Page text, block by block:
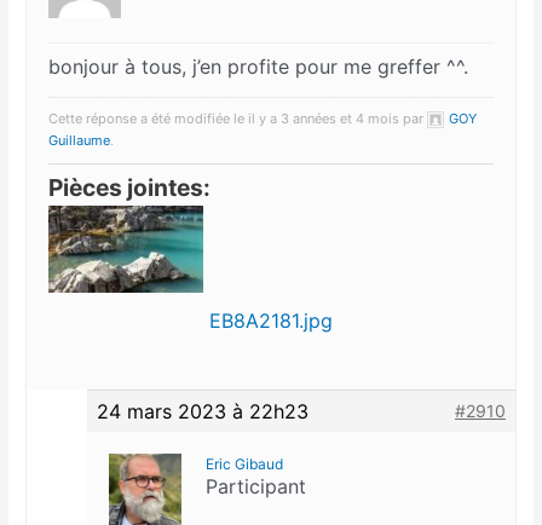
bonjour à tous, j’en profite pour me greffer ^^.
Cette réponse a été modifiée le il y a 3 années et 4 mois par
GOY
Guillaume.
Pièces jointes:
EB8A2181.jpg
24 mars 2023 à 22h23 #2910
Eric Gibaud
Participant